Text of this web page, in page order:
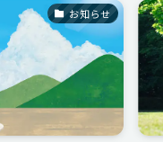
お知らせ